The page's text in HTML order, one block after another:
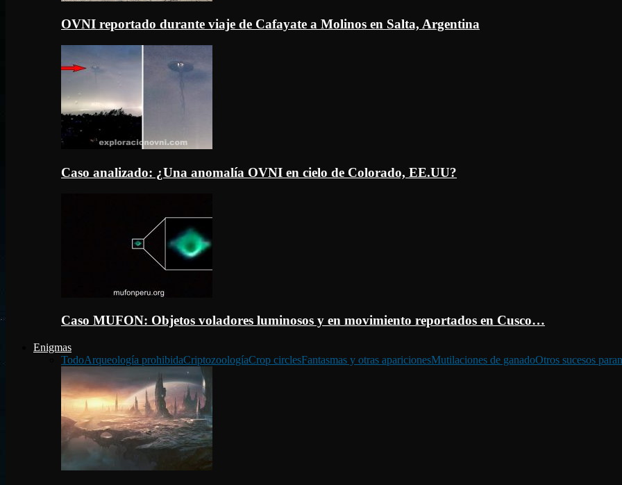
OVNI reportado durante viaje de Cafayate a Molinos en Salta, Argentina
Caso analizado: ¿Una anomalía OVNI en cielo de Colorado, EE.UU?
Caso MUFON: Objetos voladores luminosos y en movimiento reportados en Cusco…
Enigmas
TodoArqueología prohibidaCriptozoologíaCrop circlesFantasmas y otras aparicionesMutilaciones de ganadoOtros sucesos